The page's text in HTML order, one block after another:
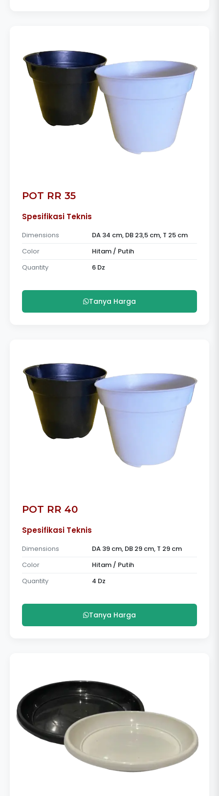
POT RR 35
Spesifikasi Teknis
Dimensions
DA 34 cm, DB 23,5 cm, T 25 cm
Color
Hitam / Putih
Quantity
6 Dz
Tanya Harga
POT RR 40
Spesifikasi Teknis
Dimensions
DA 39 cm, DB 29 cm, T 29 cm
Color
Hitam / Putih
Quantity
4 Dz
Tanya Harga